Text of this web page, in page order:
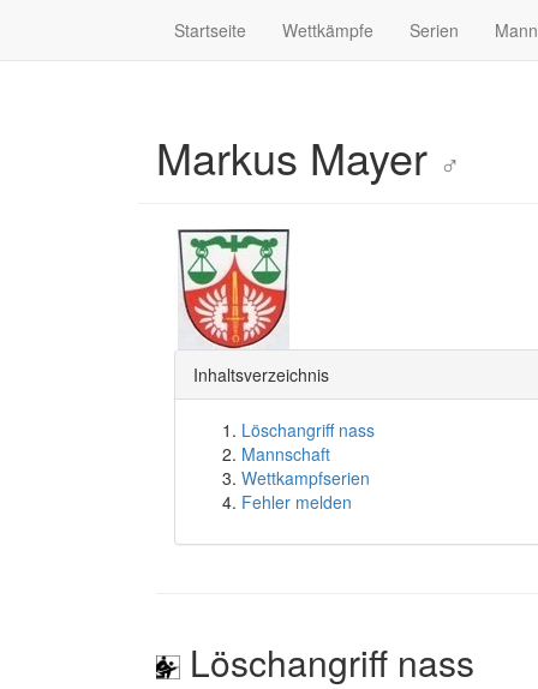
Startseite Wettkämpfe Serien
Markus Mayer ♂
Inhaltsverzeichnis
Löschangriff nass
Mannschaft
Wettkampfserien
Fehler melden
Löschangriff nass